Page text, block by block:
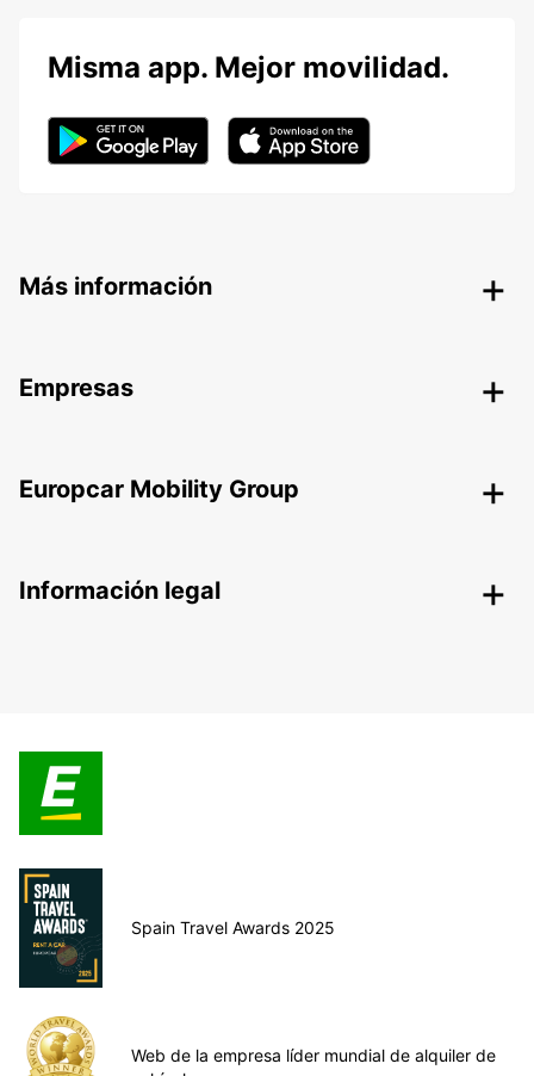
Misma app. Mejor movilidad.
Más información
Empresas
Europcar Mobility Group
Información legal
Spain Travel Awards 2025
Web de la empresa líder mundial de alquiler de